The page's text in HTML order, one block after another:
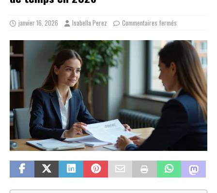
janvier 16, 2026 Isabella Perez Commentaires fermés